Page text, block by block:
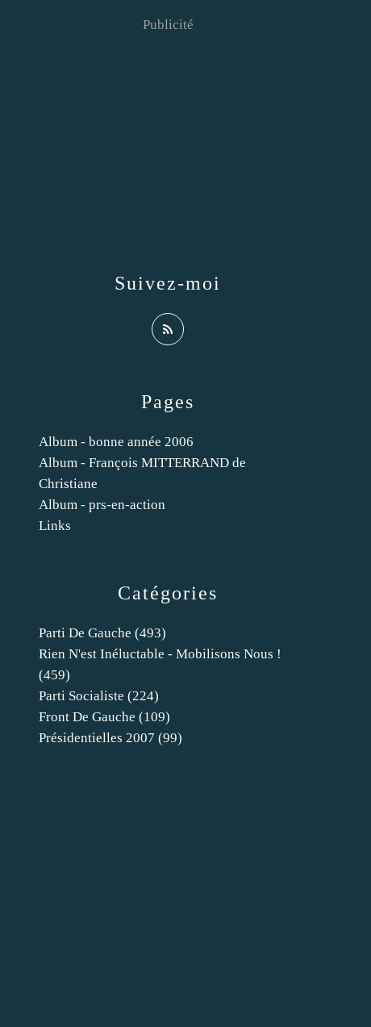
Catégories
Parti De Gauche (493)
Rien N'est Inéluctable - Mobilisons Nous !
(459)
Parti Socialiste (224)
Front De Gauche (109)
Présidentielles 2007 (99)
Pages
Album - bonne année 2006
Album - François MITTERRAND de
Christiane
Album - prs-en-action
Links
Suivez-moi
Publicité